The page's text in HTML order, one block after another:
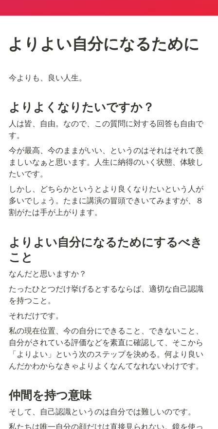
よりよい自分になるために
今よりも、良い人生。
よりよくなりたいですか？
人は皆、自由。なので、この質問に対する回答も自由で
す。
今が最高、今のままがいい、というのはそれはそれて羨
ましいなぁと思います。人生に納得のいく状態、体験し
たいです。
しかし、どちらかというとより良くなりたいという人が
多いでしょう。たまに講演の冒頭できいてみますが、８
割がたは手が上がります。
よりよい自分になるためにするべき
こと
なんだと思いますか？
たったひとつだけ挙げるとするならば、適切な自己認識
を持つこと。
それだけです。
私の現在位置、今の自分にできること、できないこと、
自分がされている評価などを素直に確認して、そこから
「よりよい」という次のステップを決める。何より良い
んだかわからなきゃよりよくなんてなれないわけです。
仲間を持つ意味
そして、自己認識というのは自分では難しいのです。
私たちは唯一自分の顔だけは直接見られない。鏡を使っ